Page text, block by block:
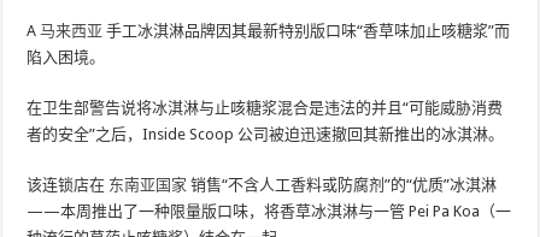
A马来西亚 手工冰淇淋品牌因其最新特别版口味“香草味加止咳糖浆”而
陷入困境。
在卫生部警告说将冰淇淋与止咳糖浆混合是违法的并且“可能威胁消费
者的安全”之后，Inside Scoop 公司被迫迅速撤回其新推出的冰淇淋。
该连锁店在 东南亚国家 销售“不含人工香料或防腐剂”的“优质”冰淇淋
——本周推出了一种限量版口味，将香草冰淇淋与一管 Pei Pa Koa（一